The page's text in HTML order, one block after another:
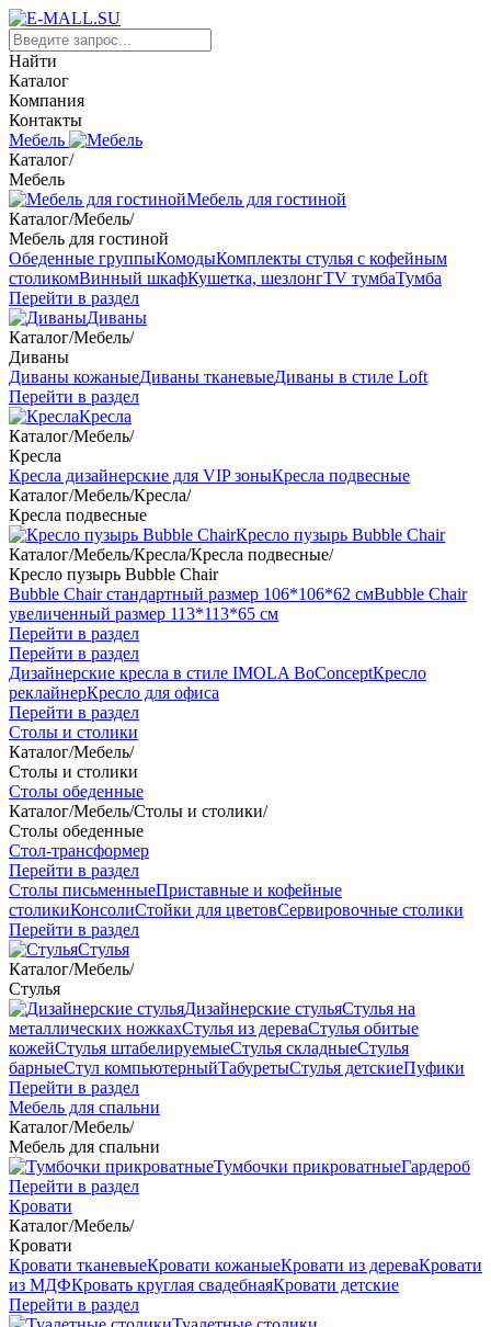
Найти
Каталог
Компания
Контакты
Мебель
Каталог/
Мебель
Мебель для гостиной
Каталог/Мебель/
Мебель для гостиной
Обеденные группыКомодыКомплекты стулья с кофейным
столикомВинный шкафКушетка, шезлонгTV тумбаТумба
Перейти в раздел
Диваны
Каталог/Мебель/
Диваны
Диваны кожаныеДиваны тканевыеДиваны в стиле Loft
Перейти в раздел
Кресла
Каталог/Мебель/
Кресла
Кресла дизайнерские для VIP зоныКресла подвесные
Каталог/Мебель/Кресла/
Кресла подвесные
Кресло пузырь Bubble Chair
Каталог/Мебель/Кресла/Кресла подвесные/
Кресло пузырь Bubble Chair
Bubble Chair стандартный размер 106*106*62 смBubble Chair
увеличенный размер 113*113*65 см
Перейти в раздел
Перейти в раздел
Дизайнерские кресла в стиле IMOLA BoConceptКресло
реклайнерКресло для офиса
Перейти в раздел
Столы и столики
Каталог/Мебель/
Столы и столики
Столы обеденные
Каталог/Мебель/Столы и столики/
Столы обеденные
Стол-трансформер
Перейти в раздел
Столы письменныеПриставные и кофейные
столикиКонсолиСтойки для цветовСервировочные столики
Перейти в раздел
Стулья
Каталог/Мебель/
Стулья
Дизайнерские стульяСтулья на
металлических ножкахСтулья из дереваСтулья обитые
кожейСтулья штабелируемыеСтулья складныеСтулья
барныеСтул компьютерныйТабуретыСтулья детскиеПуфики
Перейти в раздел
Мебель для спальни
Каталог/Мебель/
Мебель для спальни
Тумбочки прикроватныеГардероб
Перейти в раздел
Кровати
Каталог/Мебель/
Кровати
Кровати тканевыеКровати кожаныеКровати из дереваКровати
из МДФКровать круглая свадебнаяКровати детские
Перейти в раздел